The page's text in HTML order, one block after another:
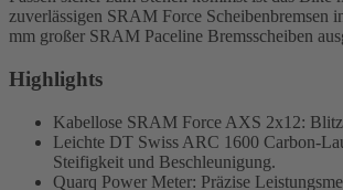
zuverlässigen SRAM Force Scheibenbremsen
mm großer SRAM Paceline Bremsscheiben
Highlights
Kabellose SRAM Force AXS 2x12:
Leichte DT Swiss ARC 1600 Carbon-
Steifigkeit und Beschleunigung.
Quarq Power Meter: Präzise